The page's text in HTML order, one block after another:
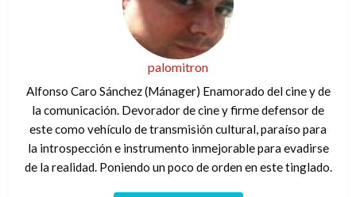
palomitron
Alfonso Caro Sánchez (Mánager) Enamorado del cine y de
la comunicación. Devorador de cine y firme defensor de
este como vehículo de transmisión cultural, paraíso para
la introspección e instrumento inmejorable para evadirse
de la realidad. Poniendo un poco de orden en este tinglado.